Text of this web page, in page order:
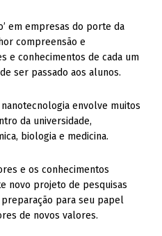
em empresas do porte da
compreensão e
e conhecimentos de cada um
ser passado aos alunos.
envolve muitos
da universidade,
biologia e medicina.
e os conhecimentos
novo projeto de pesquisas
para seu papel
de novos valores.